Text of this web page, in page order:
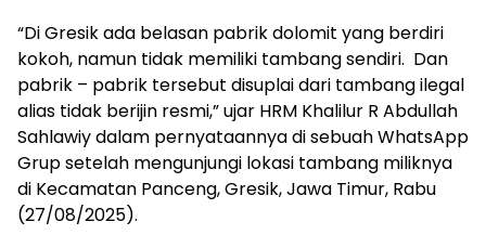
‎“Di Gresik ada belasan pabrik dolomit yang berdiri
kokoh, namun tidak memiliki tambang sendiri. Dan
pabrik – pabrik tersebut disuplai dari tambang ilegal
alias tidak berijin resmi,” ujar HRM Khalilur R Abdullah
Sahlawiy dalam pernyataannya di sebuah WhatsApp
Grup setelah mengunjungi lokasi tambang miliknya
di Kecamatan Panceng, Gresik, Jawa Timur, Rabu
(27/08/2025).